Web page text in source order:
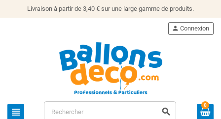
Livraison à partir de 3,40 € sur une large gamme de produits.
view_headline search
person Connexion
0